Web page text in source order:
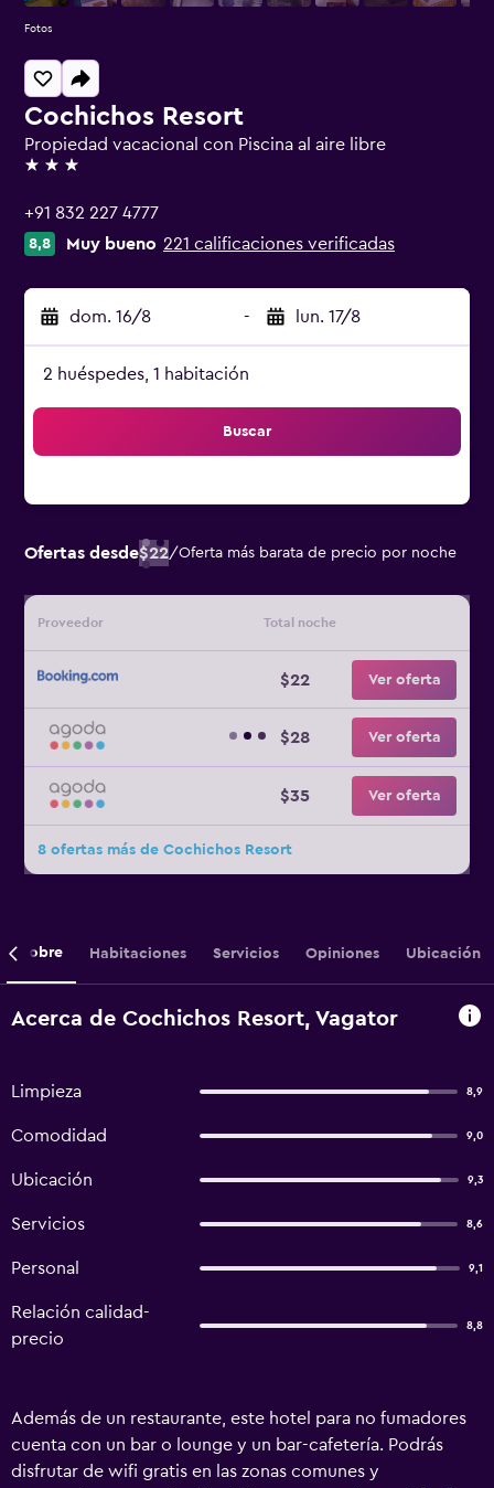
Cochichos Resort
Propiedad vacacional con Piscina al aire libre
3 estrellas
+91 832 227 4777
8,8 Muy bueno 221 calificaciones verificadas
dom. 16/8 - lun. 17/8
2 huéspedes, 1 habitación
Buscar
Ofertas desde$22/Oferta más barata de precio por noche
Proveedor Total noche
$22 Ver oferta
$28 Ver oferta
$35 Ver oferta
8 ofertas más de Cochichos Resort
Fotos
Sobre Habitaciones Servicios Opiniones Ubicación
Acerca de Cochichos Resort, Vagator
Limpieza 8,9
Comodidad 9,0
Ubicación 9,3
Servicios 8,6
Personal 9,1
Relación calidad-
precio
8,8
Además de un restaurante, este hotel para no fumadores
cuenta con un bar o lounge y un bar-cafetería. Podrás
disfrutar de wifi gratis en las zonas comunes y